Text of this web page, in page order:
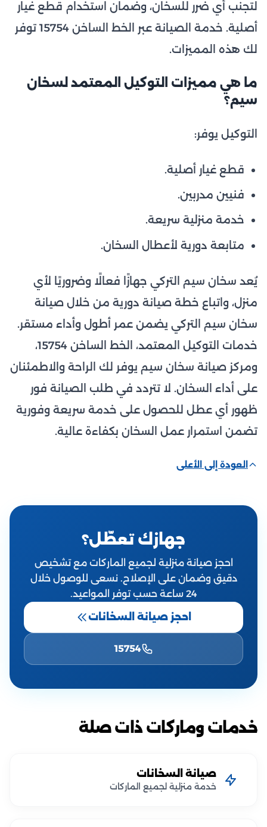
لتجنب أي ضرر للسخان، وضمان استخدام قطع غيار
أصلية. خدمة الصيانة عبر الخط الساخن 15754 توفر
لك هذه المميزات.
ما هي مميزات التوكيل المعتمد لسخان
سيم؟
التوكيل يوفر:
قطع غيار أصلية.
فنيين مدربين.
خدمة منزلية سريعة.
متابعة دورية لأعطال السخان.
يُعد سخان سيم التركي جهازًا فعالًا وضروريًا لأي
منزل، واتباع خطة صيانة دورية من خلال صيانة
سخان سيم التركي يضمن عمر أطول وأداء مستقر.
خدمات التوكيل المعتمد، الخط الساخن 15754،
ومركز صيانة سخان سيم يوفر لك الراحة والاطمئنان
على أداء السخان. لا تتردد في طلب الصيانة فور
ظهور أي عطل للحصول على خدمة سريعة وفورية
تضمن استمرار عمل السخان بكفاءة عالية.
العودة إلى الأعلى
جهازك تعطّل؟
احجز صيانة منزلية لجميع الماركات مع تشخيص
دقيق وضمان على الإصلاح. نسعى للوصول خلال
24 ساعة حسب توفر المواعيد.
احجز صيانة السخانات
15754
خدمات وماركات ذات صلة
صيانة السخانات
خدمة منزلية لجميع الماركات